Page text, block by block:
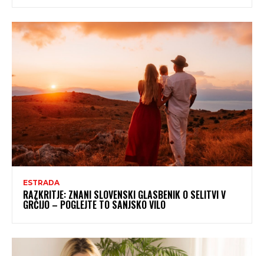
ESTRADA
RAZKRITJE: ZNANI SLOVENSKI GLASBENIK O SELITVI V
GRČIJO – POGLEJTE TO SANJSKO VILO